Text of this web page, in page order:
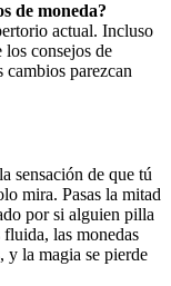
de moneda?
actual. Incluso
los consejos de
cambios parezcan
sensación de que tú
mira. Pasas la mitad
por si alguien pilla
las monedas
y la magia se pierde